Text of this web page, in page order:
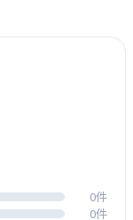
0件
0件